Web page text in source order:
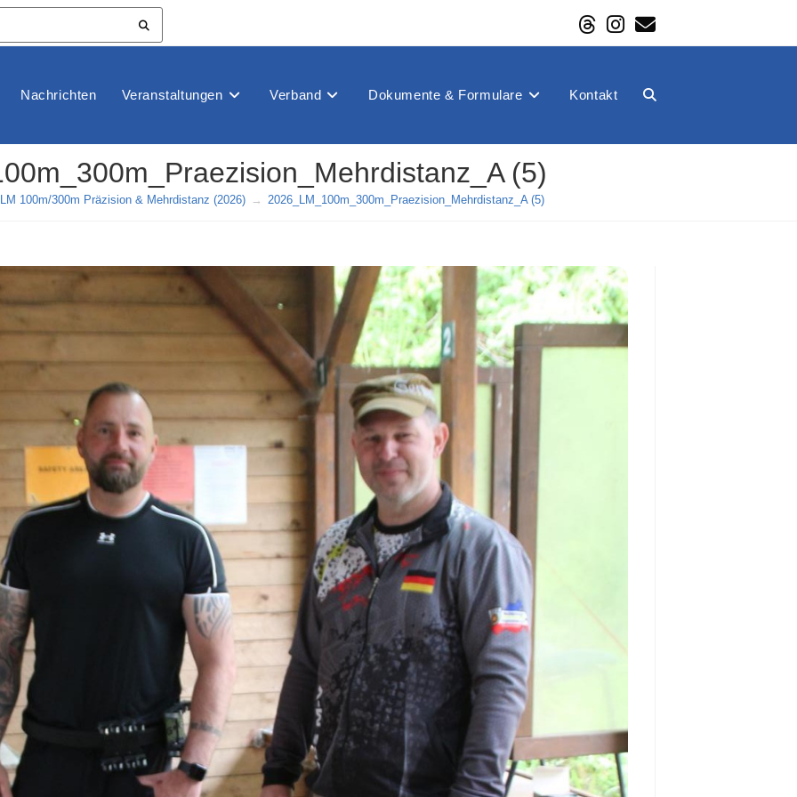
Nachrichten Veranstaltungen Verband Dokumente & Formulare Kontakt Website-
(5)
LM 100m/300m Präzision & Mehrdistanz (2026) → 2026_LM_100m_300m_Praezision_Mehrdistanz_A (5)